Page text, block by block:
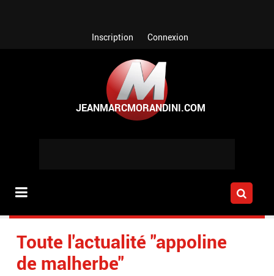
Inscription Connexion
Toute l'actualité "appoline
de malherbe"